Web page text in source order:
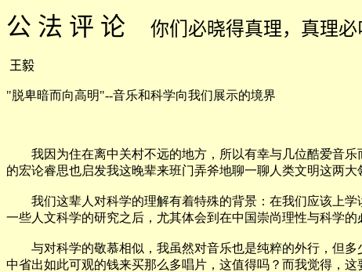
公 法 评 论 你们必晓得真理，真理必
王毅
"脱卑暗而向高明"--音乐和科学向我们展示的境界
我因为住在离中关村不远的地方，所以有幸与几位酷爱音乐
的宏论睿思也启发我这晚辈来班门弄斧地聊一聊人类文明这两大
我们这辈人对科学的理解有着特殊的背景：在我们应该上学
一些人文科学的研究之后，尤其体会到在中国崇尚理性与科学
与对科学的敬慕相似，我虽然对音乐也是纯粹的外行，但多
中省出如此可观的钱来买那么多唱片，这值得吗？而我觉得，